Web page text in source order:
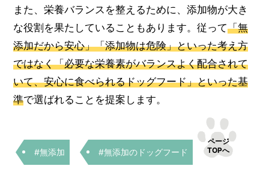
また、栄養バランスを整えるために、添加物が大き
な役割を果たしていることもあります。従って「無
添加だから安心」「添加物は危険」といった考え方
ではなく「必要な栄養素がバランスよく配合されて
いて、安心に食べられるドッグフード」といった基
準で選ばれることを提案します。
#無添加 #無添加のドッグフード
ページ
TOPへ